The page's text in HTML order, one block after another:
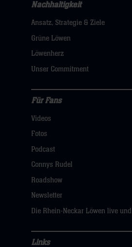
Nachhaltigkeit
Navigation
öffnen,
dann
hier
Nachhaltigkeit
Ansatz, Strategie & Ziele
Grüne Löwen
Löwenherz
Unser Commitment
Fans
Navigation
öffnen,
dann
hier
Für Fans
Videos
Fotos
Podcast
Connys Rudel
Roadshow
Newsletter
Die Rhein-Neckar Löwen live
Links